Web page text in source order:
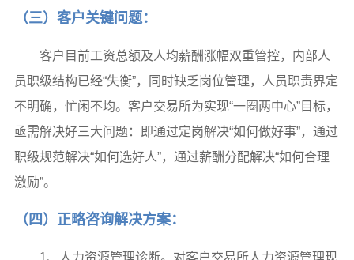
（三）客户关键问题：
客户目前工资总额及人均薪酬涨幅双重管控，内部人
员职级结构已经“失衡”，同时缺乏岗位管理，人员职责界定
不明确，忙闲不均。客户交易所为实现“一圈两中心”目标，
亟需解决好三大问题：即通过定岗解决“如何做好事”，通过
职级规范解决“如何选好人”，通过薪酬分配解决“如何合理
激励”。
（四）正略咨询解决方案：
1、人力资源管理诊断。对客户交易所人力资源管理现